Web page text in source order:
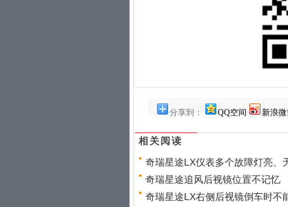
分享到： QQ空间 新浪
相关阅读
奇瑞星途LX仪表多个故障灯亮、
奇瑞星途追风后视镜位置不记忆
奇瑞星途LX右侧后视镜倒车时不